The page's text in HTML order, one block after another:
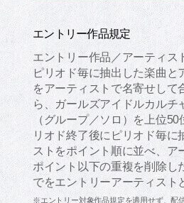
エントリー作品規定
エントリー作品／アーティス
ピリオド毎に抽出した楽曲と
をアーティストで名寄せして
ら、ガールズアイドルカルチ
（グループ／ソロ）を上位50
リオド終了後にピリオド毎に
ストをポイント順に並べ、ア
ポイント以下の重複を削除し
でをエントリーアーティスト
※エントリー対象作品規定を適用せず、配